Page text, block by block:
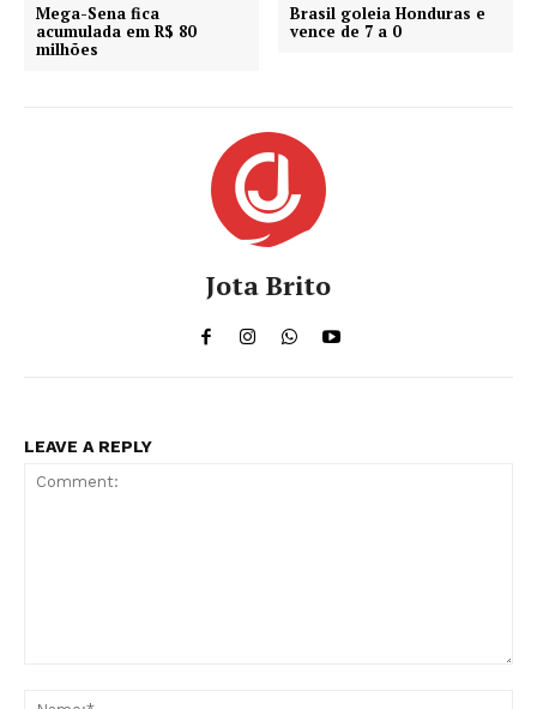
Mega-Sena fica
acumulada em R$ 80
milhões
Brasil goleia Honduras e
vence de 7 a 0
Jota Brito
LEAVE A REPLY